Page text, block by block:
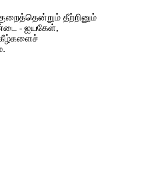
தீற்றினும்
- ஐயகேள்,
கீழ்களைச்